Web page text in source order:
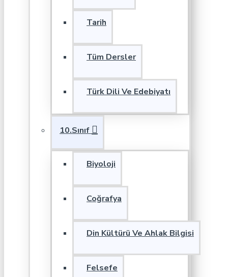
Tarih
Tüm Dersler
Türk Dili Ve Edebiyatı
10.Sınıf
Biyoloji
Coğrafya
Din Kültürü Ve Ahlak Bilgisi
Felsefe